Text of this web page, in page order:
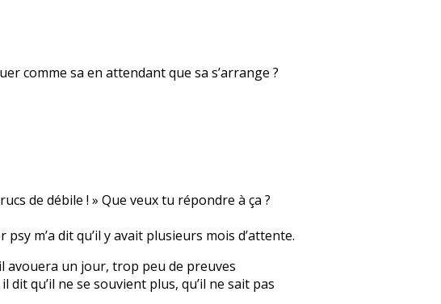
comme sa en attendant que sa s’arrange ?
de débile ! » Que veux tu répondre à ça ?
m’a dit qu’il y avait plusieurs mois d’attente.
avouera un jour, trop peu de preuves
dit qu’il ne se souvient plus, qu’il ne sait pas